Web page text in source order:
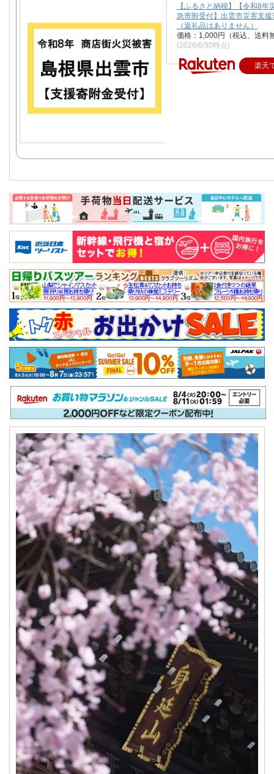
【ふるさと納税】【令和8年
急寄附受付】出雲市災害支援
（返礼品はありません）
価格：1,000円（税込、送料
(2026/6/30時点)
楽天